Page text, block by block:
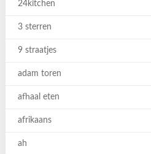
24kitchen
3 sterren
9 straatjes
adam toren
afhaal eten
afrikaans
ah